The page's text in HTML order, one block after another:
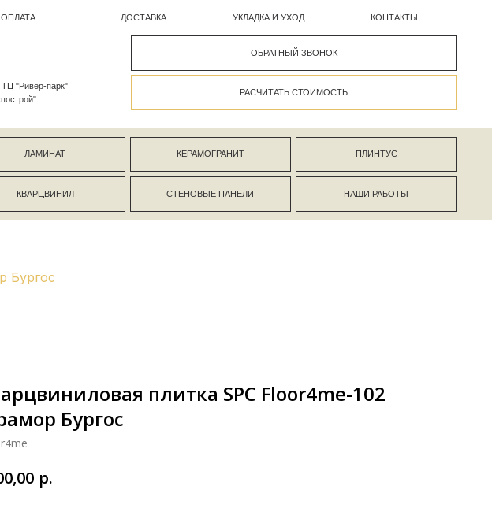
КОНТАКТЫ
УКЛАДКА И УХОД
КЕРАМОГРАНИТ
СТЕНОВЫЕ ПАНЕЛИ НАШИ РАБОТЫ
ПЛИНТУС
Бургос
плитка SPC Floor4me-102
Бургос
р.